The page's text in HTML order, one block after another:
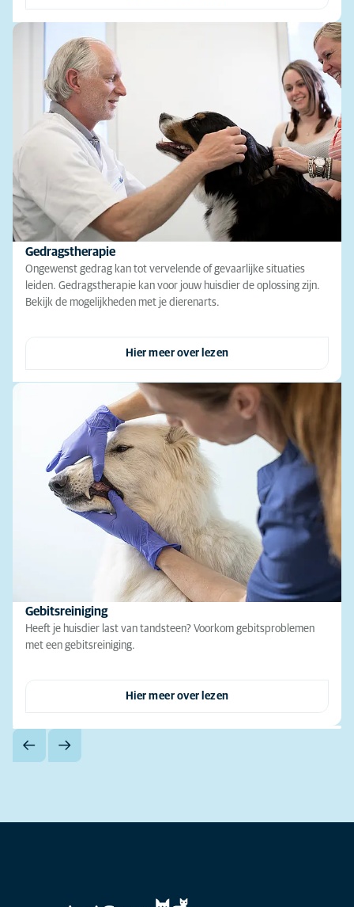
Gedragstherapie
Ongewenst gedrag kan tot vervelende of gevaarlijke situaties
leiden. Gedragstherapie kan voor jouw huisdier de oplossing zijn.
Bekijk de mogelijkheden met je dierenarts.
Hier meer over lezen
Gebitsreiniging
Heeft je huisdier last van tandsteen? Voorkom gebitsproblemen
met een gebitsreiniging.
Hier meer over lezen